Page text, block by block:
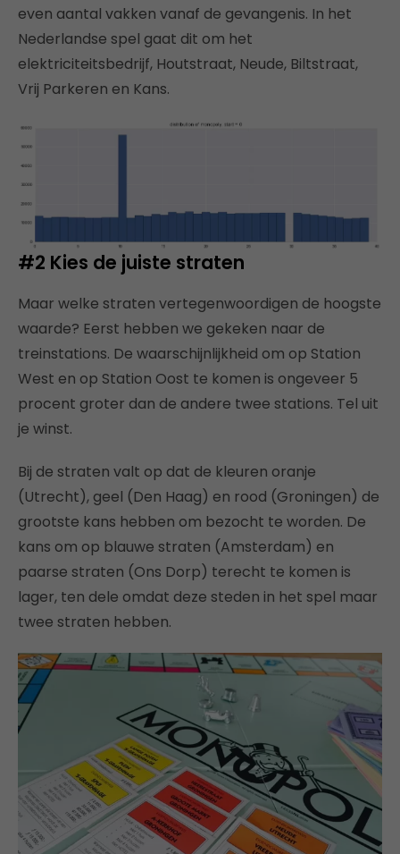
even aantal vakken vanaf de gevangenis. In het
Nederlandse spel gaat dit om het
elektriciteitsbedrijf, Houtstraat, Neude, Biltstraat,
Vrij Parkeren en Kans.
#2 Kies de juiste straten
Maar welke straten vertegenwoordigen de hoogste
waarde? Eerst hebben we gekeken naar de
treinstations. De waarschijnlijkheid om op Station
West en op Station Oost te komen is ongeveer 5
procent groter dan de andere twee stations. Tel uit
je winst.
Bij de straten valt op dat de kleuren oranje
(Utrecht), geel (Den Haag) en rood (Groningen) de
grootste kans hebben om bezocht te worden. De
kans om op blauwe straten (Amsterdam) en
paarse straten (Ons Dorp) terecht te komen is
lager, ten dele omdat deze steden in het spel maar
twee straten hebben.